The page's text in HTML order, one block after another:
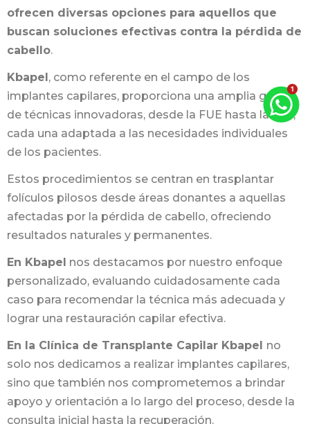
ofrecen diversas opciones para aquellos que
buscan soluciones efectivas contra la pérdida de
cabello.
Kbapel , como referente en el campo de los
implantes capilares, proporciona una amplia gama
de técnicas innovadoras, desde la FUE hasta la DHI,
cada una adaptada a las necesidades individuales
de los pacientes.
Estos procedimientos se centran en trasplantar
folículos pilosos desde áreas donantes a aquellas
afectadas por la pérdida de cabello, ofreciendo
resultados naturales y permanentes.
En Kbapel nos destacamos por nuestro enfoque
personalizado, evaluando cuidadosamente cada
caso para recomendar la técnica más adecuada y
lograr una restauración capilar efectiva.
En la Clínica de Transplante Capilar Kbapel no
solo nos dedicamos a realizar implantes capilares,
sino que también nos comprometemos a brindar
apoyo y orientación a lo largo del proceso, desde la
consulta inicial hasta la recuperación.